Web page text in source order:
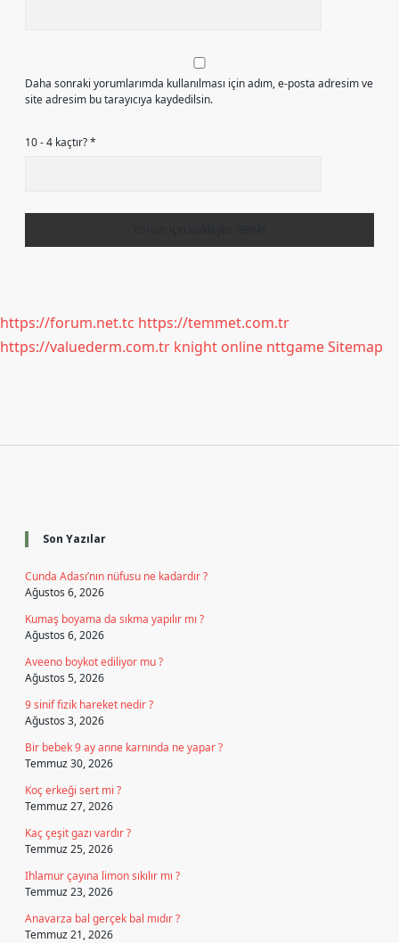
Daha sonraki yorumlarımda kullanılması için adım, e-posta adresim ve
site adresim bu tarayıcıya kaydedilsin.
10 - 4 kaçtır?*
https://forum.net.tc https://temmet.com.tr
https://valuederm.com.tr knight online nttgameSitemap
Son Yazılar
Cunda Adası’nın nüfusu ne kadardır ?
Ağustos 6, 2026
Kumaş boyama da sıkma yapılır mı ?
Ağustos 6, 2026
Aveeno boykot ediliyor mu ?
Ağustos 5, 2026
9 sinif fizik hareket nedir ?
Ağustos 3, 2026
Bir bebek 9 ay anne karnında ne yapar ?
Temmuz 30, 2026
Koç erkeği sert mi ?
Temmuz 27, 2026
Kaç çeşit gazı vardır ?
Temmuz 25, 2026
Ihlamur çayına limon sıkılır mı ?
Temmuz 23, 2026
Anavarza bal gerçek bal mıdır ?
Temmuz 21, 2026